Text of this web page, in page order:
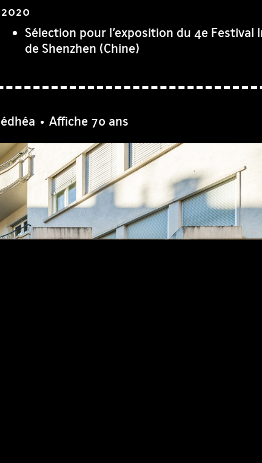
2020
Sélection pour l’exposition du 4e Festival
de Shenzhen (Chine)
édhéa • Affiche 70 ans